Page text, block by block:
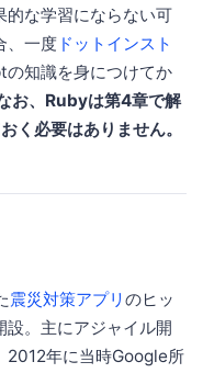
的な学習にならない可
、一度 ドットインスト
知識を身につけてか
お、Rubyは第4章で解
く必要はありません。
震災対策アプリ のヒッ
設。主にアジャイル開
2012年に当時Google所